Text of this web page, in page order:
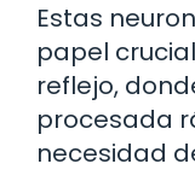
Estas
papel
reflejo,
procesada
necesidad